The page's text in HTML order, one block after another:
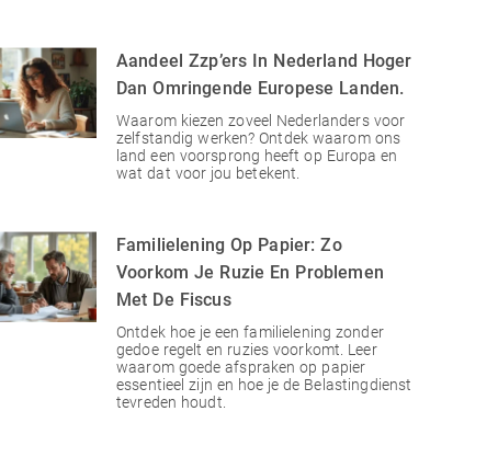
Aandeel Zzp’ers In Nederland Hoger
Dan Omringende Europese Landen.
Waarom kiezen zoveel Nederlanders voor
zelfstandig werken? Ontdek waarom ons
land een voorsprong heeft op Europa en
wat dat voor jou betekent.
Familielening Op Papier: Zo
Voorkom Je Ruzie En Problemen
Met De Fiscus
Ontdek hoe je een familielening zonder
gedoe regelt en ruzies voorkomt. Leer
waarom goede afspraken op papier
essentieel zijn en hoe je de Belastingdienst
tevreden houdt.